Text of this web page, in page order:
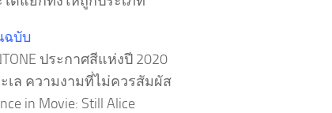
ฉบับ
ประกาศสีแห่งปี 2020
เล ความงามที่ไม่ควรสัมผัส
in Movie: Still Alice